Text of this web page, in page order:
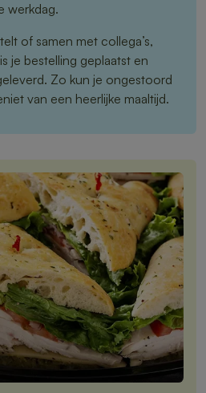
werkdag.
of samen met collega’s,
je bestelling geplaatst en
Zo kun je ongestoord
van een heerlijke maaltijd.